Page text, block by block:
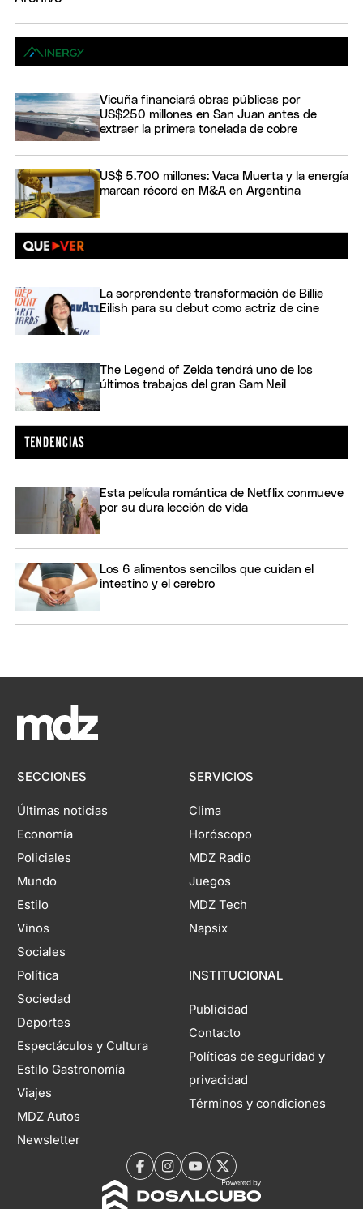
Vicuña financiará obras públicas por
US$250 millones en San Juan antes de
extraer la primera tonelada de cobre
US$ 5.700 millones: Vaca Muerta y la energía
marcan récord en M&A en Argentina
La sorprendente transformación de Billie
Eilish para su debut como actriz de cine
The Legend of Zelda tendrá uno de los
últimos trabajos del gran Sam Neil
Esta película romántica de Netflix conmueve
por su dura lección de vida
Los 6 alimentos sencillos que cuidan el
intestino y el cerebro
SECCIONES
Últimas noticias
Economía
Policiales
Mundo
Estilo
Vinos
Sociales
Política
Sociedad
Deportes
Espectáculos y Cultura
Estilo Gastronomía
Viajes
MDZ Autos
Newsletter
SERVICIOS
Clima
Horóscopo
MDZ Radio
Juegos
MDZ Tech
Napsix
INSTITUCIONAL
Publicidad
Contacto
Políticas de seguridad y
privacidad
Términos y condiciones